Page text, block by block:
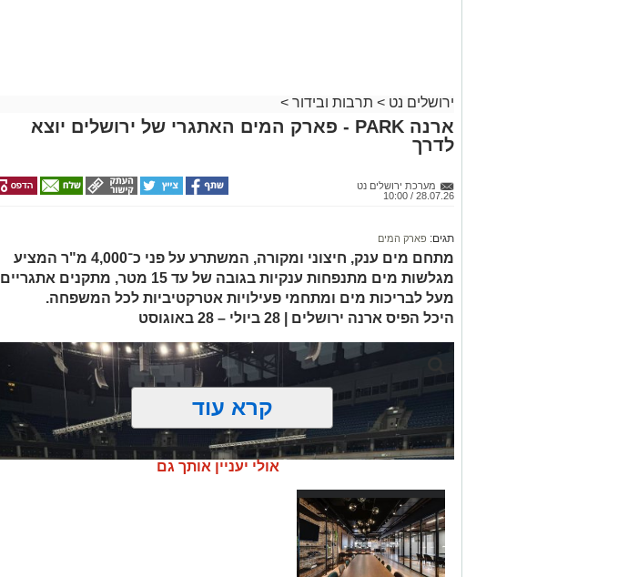
ירושלים נט > תרבות ובידור >
ארנה PARK - פארק המים האתגרי של ירושלים יוצא
לדרך
מערכת ירושלים נט
28.07.26 / 10:00
תגים: פארק המים
מתחם מים ענק, חיצוני ומקורה, המשתרע על פני כ־4,000 מ"ר המציע
מגלשות מים מתנפחות ענקיות בגובה של עד 15 מטר, מתקנים אתגריים
מעל לבריכות מים ומתחמי פעילויות אטרקטיביות לכל המשפחה.
היכל הפיס ארנה ירושלים | 28 ביולי – 28 באוגוסט
קרא עוד
אולי יעניין אותך גם